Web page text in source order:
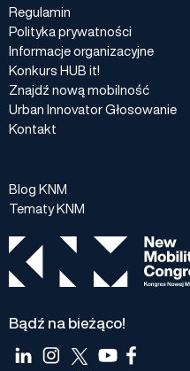
Regulamin
Polityka prywatności
Informacje organizacyjne
Konkurs HUB it!
Znajdź nową mobilność
Urban Innovator Głosowanie
Kontakt
Blog KNM
Tematy KNM
Bądź na bieżąco!